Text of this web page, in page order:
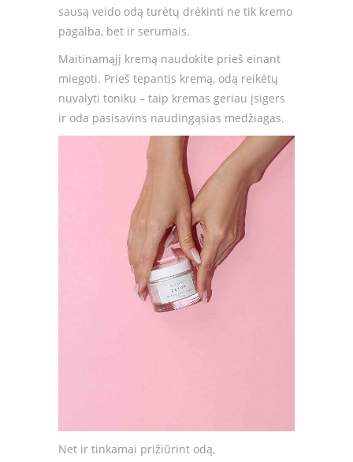
sausą veido odą turėtų drėkinti ne tik kremo
pagalba, bet ir serumais.
Maitinamąjį kremą naudokite prieš einant
miegoti. Prieš tepantis kremą, odą reikėtų
nuvalyti toniku – taip kremas geriau įsigers
ir oda pasisavins naudingąsias medžiagas.
Net ir tinkamai prižiūrint odą,